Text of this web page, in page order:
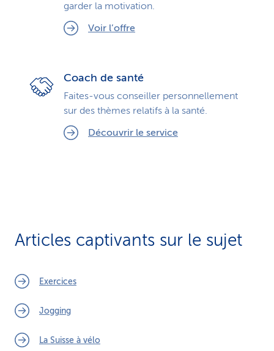
garder la motivation.
Voir l’offre
Coach de santé
Faites-vous conseiller personnellement
sur des thèmes relatifs à la santé.
Découvrir le service
Articles captivants sur le sujet
Exercices
Jogging
La Suisse à vélo